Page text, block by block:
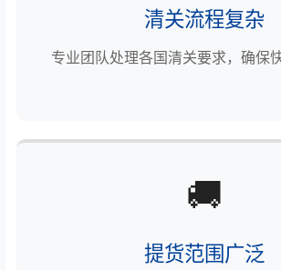
清关流程复杂
专业团队处理各国清关要求，确保
🚚
提货范围广泛